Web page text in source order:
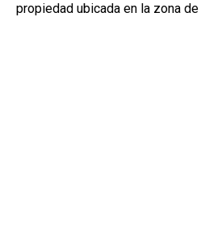
propiedad ubicada en la zona de